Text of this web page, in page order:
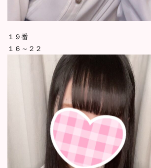
１９番
１６～２２